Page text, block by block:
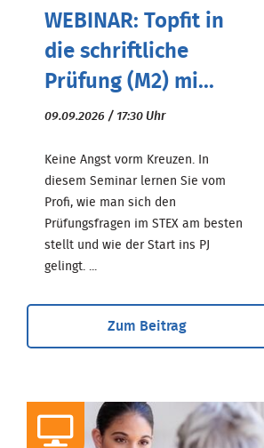
WEBINAR: Topfit in
die schriftliche
Prüfung (M2) mi...
09.09.2026 / 17:30 Uhr
Keine Angst vorm Kreuzen. In
diesem Seminar lernen Sie vom
Profi, wie man sich den
Prüfungsfragen im STEX am besten
stellt und wie der Start ins PJ
gelingt. ...
Zum Beitrag